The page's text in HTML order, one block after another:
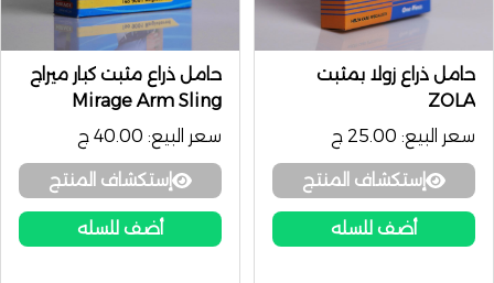
حامل ذراع زولا بمثبت
ZOLA
سعر البيع: 25.00 ج
إستكشاف المنتج
أضف للسله
حامل ذراع مثبت كبار ميراج
Mirage Arm Sling
سعر البيع: 40.00 ج
إستكشاف المنتج
أضف للسله